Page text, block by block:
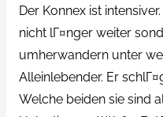
Der Konnex ist
nicht lГ¤nger weiter
umherwandern unter
Alleinlebender. Er
Welche beiden sie sind